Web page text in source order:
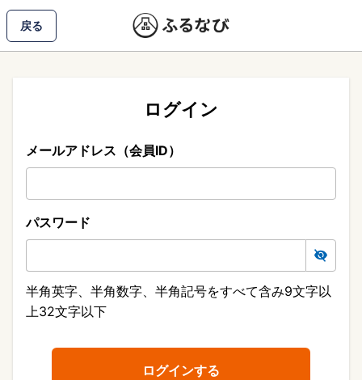
戻る
ログイン
メールアドレス（会員ID）
パスワード
半角英字、半角数字、半角記号をすべて含み9文字以
上32文字以下